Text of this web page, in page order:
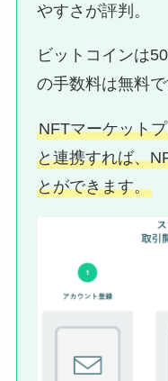
やすさが評判。
ビットコインは
の手数料は無料で
NFTマーケット
と連携すれば、
とができます。